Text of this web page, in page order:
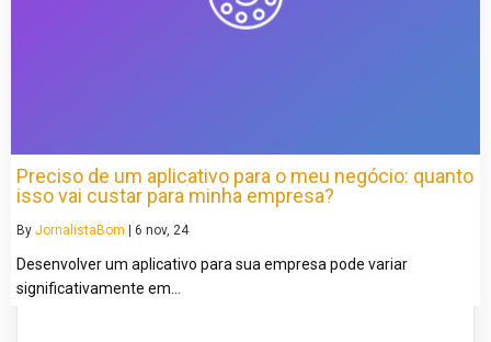
Preciso de um aplicativo para o meu negócio: quanto
isso vai custar para minha empresa?
By JornalistaBom 6 nov, 24
Desenvolver um aplicativo para sua empresa pode variar
significativamente em…